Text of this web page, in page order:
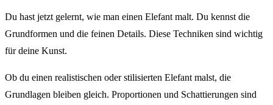
Du hast jetzt gelernt, wie man einen Elefant malt. Du kennst die
Grundformen und die feinen Details. Diese Techniken sind wichtig
für deine Kunst.
Ob du einen realistischen oder stilisierten Elefant malst, die
Grundlagen bleiben gleich. Proportionen und Schattierungen sind